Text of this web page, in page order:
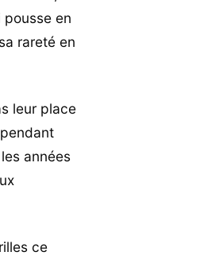
en
rareté en
leur place
années
ce